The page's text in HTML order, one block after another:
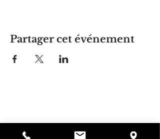
Partager cet événement
01440
978-364-0920